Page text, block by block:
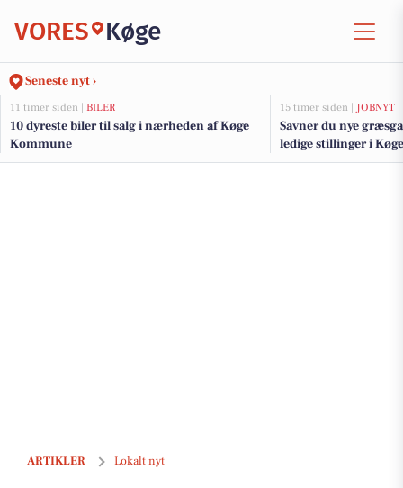
VORES Køge
Seneste nyt ›
11 timer siden | BILER
10 dyreste biler til salg i nærheden af Køge
Kommune
15 timer siden | JOBNYT
Savner du nye
ledige stillinger i
ARTIKLER Lokalt nyt
17 nye besøgshunde bestod optagelsesprøven i Køge